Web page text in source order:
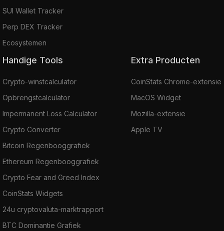
SUI Wallet Tracker
Perp DEX Tracker
Ecosystemen
Handige Tools
Crypto-winstcalculator
Opbrengstcalculator
Impermanent Loss Calculator
Crypto Converter
Bitcoin Regenbooggrafiek
Ethereum Regenbooggrafiek
Crypto Fear and Greed Index
CoinStats Widgets
24u cryptovaluta-marktrapport
BTC Dominantie Grafiek
Extra Producten
CoinStats Chrome-extensie
MacOS Widget
Mozilla-extensie
Apple TV